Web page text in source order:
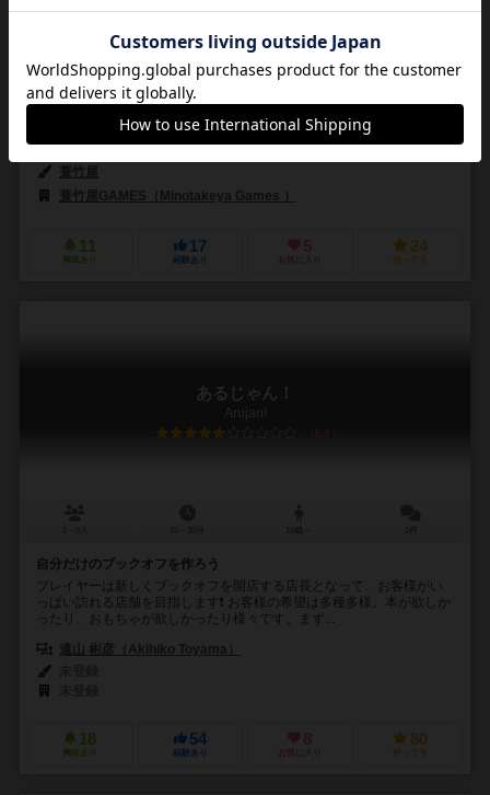
駆け出しの名もなき魔王となり、真の魔王をめざすせ！
『名もなき魔王』はファンタジー世界のバトルをテーマ にした、拡大
再生産型オークションゲームです。 プレイヤーは駆け出しの魔王とな
り、順番にモンスターを戦場に送り込むこと...
蓑竹屋
蓑竹屋
蓑竹屋GAMES（Minotakeya Games ）
11
興味あり
17
経験あり
5
お気に入り
24
持ってる
あるじゃん！
Arujan!
5.9
自分だけのブックオフを作ろう
プレイヤーは新しくブックオフを開店する店長となって、お客様がい
っぱい訪れる店舗を目指します❗ お客様の希望は多種多様。本が欲しか
ったり、おもちゃが欲しかったり様々です。まず...
遠山 彬彦（Akihiko Toyama）
18
興味あり
54
経験あり
8
お気に入り
80
持ってる